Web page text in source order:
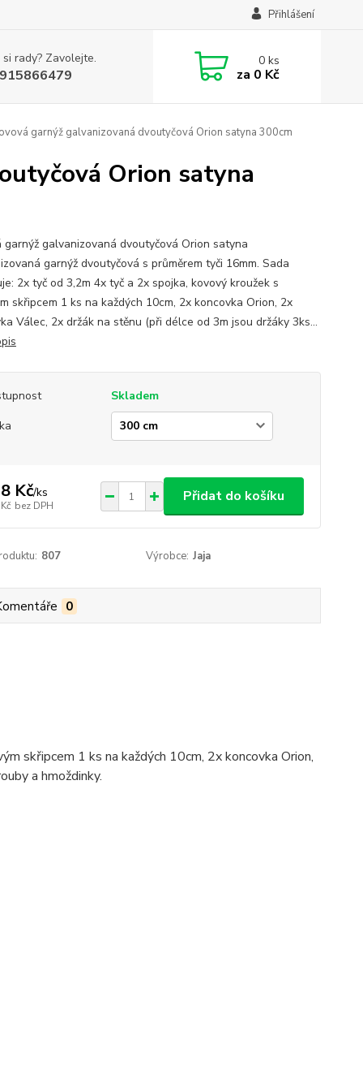
Přihlášení
rady? Zavolejte. 0ks
za 0 Kč
garnýž galvanizovaná dvoutyčová Orion satyna 300cm
Orion satyna
garnýž galvanizovaná dvoutyčová Orion satyna
garnýž dvoutyčová s průměrem tyči 16mm. Sada
2x tyč od 3,2m 4x tyč a 2x spojka, kovový kroužek s
skřipcem 1 ks na každých 10cm, 2x koncovka Orion, 2x
Válec, 2x držák na stěnu (při délce od 3m jsou držáky 3ks...
Skladem
Kč/ks
bez DPH
Přidat do košíku
807 Výrobce: Jaja
0
skřipcem 1 ks na každých 10cm, 2x koncovka Orion,
a hmoždinky.